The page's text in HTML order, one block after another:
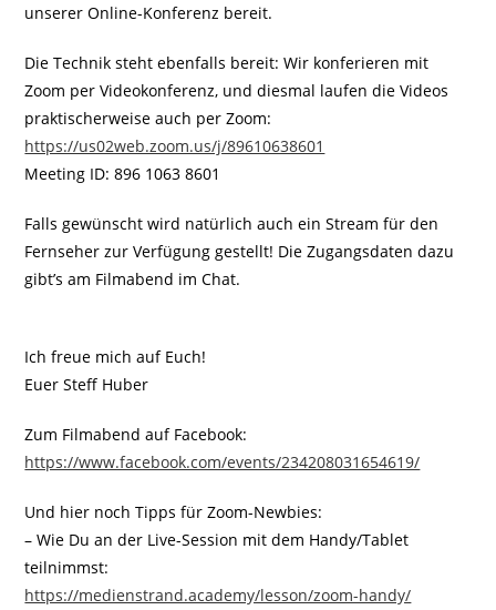
unserer Online-Konferenz bereit.
Die Technik steht ebenfalls bereit: Wir konferieren mit
Zoom per Videokonferenz, und diesmal laufen die Videos
praktischerweise auch per Zoom:
https://us02web.zoom.us/j/89610638601
Meeting ID: 896 1063 8601
Falls gewünscht wird natürlich auch ein Stream für den
Fernseher zur Verfügung gestellt! Die Zugangsdaten dazu
gibt’s am Filmabend im Chat.
Ich freue mich auf Euch!
Euer Steff Huber
Zum Filmabend auf Facebook:
https://www.facebook.com/events/234208031654619/
Und hier noch Tipps für Zoom-Newbies:
– Wie Du an der Live-Session mit dem Handy/Tablet
teilnimmst:
https://medienstrand.academy/lesson/zoom-handy/